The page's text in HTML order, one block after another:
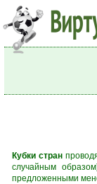
Кубки стран
случайным
предложенными